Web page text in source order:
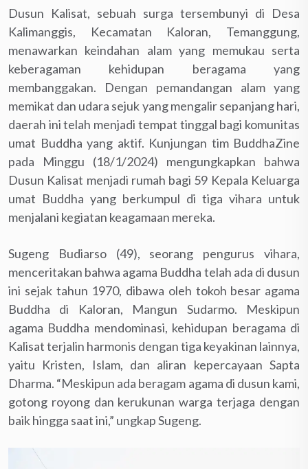
Dusun Kalisat, sebuah surga tersembunyi di Desa
Kalimanggis, Kecamatan Kaloran, Temanggung,
menawarkan keindahan alam yang memukau serta
keberagaman kehidupan beragama yang
membanggakan. Dengan pemandangan alam yang
memikat dan udara sejuk yang mengalir sepanjang hari,
daerah ini telah menjadi tempat tinggal bagi komunitas
umat Buddha yang aktif. Kunjungan tim BuddhaZine
pada Minggu (18/1/2024) mengungkapkan bahwa
Dusun Kalisat menjadi rumah bagi 59 Kepala Keluarga
umat Buddha yang berkumpul di tiga vihara untuk
menjalani kegiatan keagamaan mereka.
Sugeng Budiarso (49), seorang pengurus vihara,
menceritakan bahwa agama Buddha telah ada di dusun
ini sejak tahun 1970, dibawa oleh tokoh besar agama
Buddha di Kaloran, Mangun Sudarmo. Meskipun
agama Buddha mendominasi, kehidupan beragama di
Kalisat terjalin harmonis dengan tiga keyakinan lainnya,
yaitu Kristen, Islam, dan aliran kepercayaan Sapta
Dharma. “Meskipun ada beragam agama di dusun kami,
gotong royong dan kerukunan warga terjaga dengan
baik hingga saat ini,” ungkap Sugeng.